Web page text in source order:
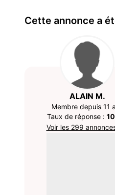
Cette annonce a
ALAIN M.
Membre depuis 11
Taux de réponse :
Voir les 299